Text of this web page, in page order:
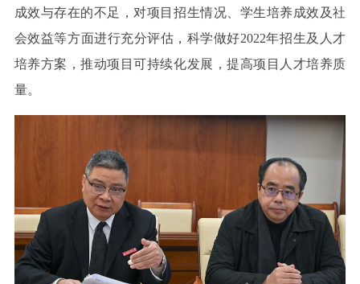
成效与存在的不足，对项目招生情况、学生培养成效及社
会效益等方面进行充分评估，科学做好2022年招生及人才
培养方案，推动项目可持续化发展，提高项目人才培养质
量。